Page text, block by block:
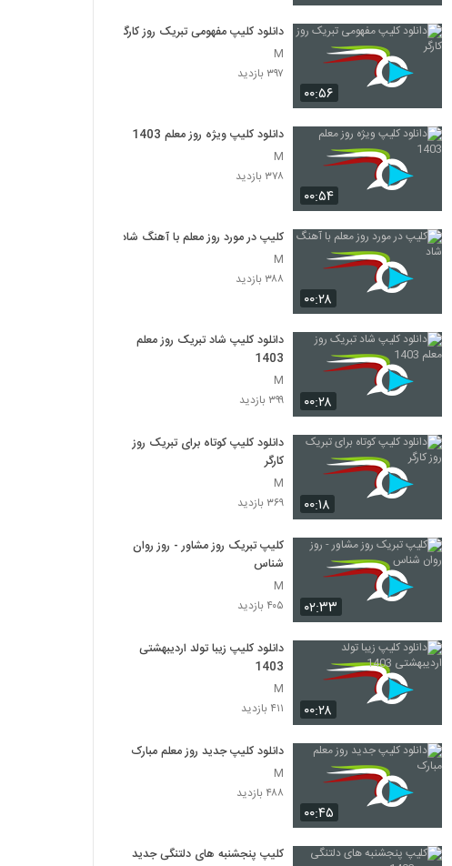
۰۰:۵۶
دانلود کلیپ مفهومی تبریک روز کارگر
M
۳۹۷ بازدید
۰۰:۵۴
دانلود کلیپ ویژه روز معلم 1403
M
۳۷۸ بازدید
۰۰:۲۸
کلیپ در مورد روز معلم با آهنگ شاد
M
۳۸۸ بازدید
۰۰:۲۸
دانلود کلیپ شاد تبریک روز معلم
1403
M
۳۹۹ بازدید
۰۰:۱۸
دانلود کلیپ کوتاه برای تبریک روز
کارگر
M
۳۶۹ بازدید
۰۲:۳۳
کلیپ تبریک روز مشاور - روز روان
شناس
M
۴۰۵ بازدید
۰۰:۲۸
دانلود کلیپ زیبا تولد اردیبهشتی
1403
M
۴۱۱ بازدید
۰۰:۴۵
دانلود کلیپ جدید روز معلم مبارک
M
۴۸۸ بازدید
کلیپ پنجشنبه های دلتنگی جدید